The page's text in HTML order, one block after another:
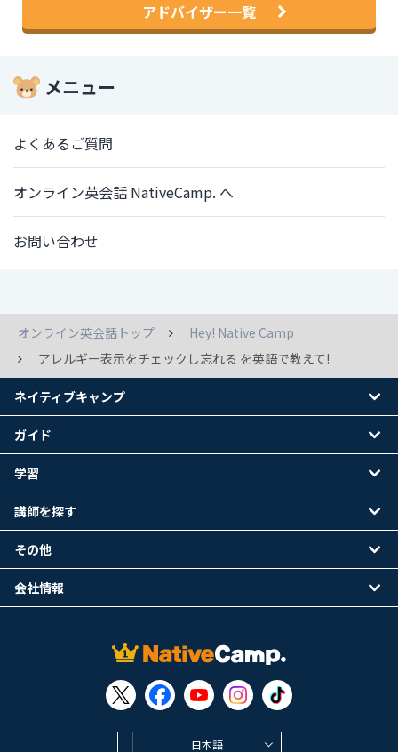
アドバイザー一覧
メニュー
よくあるご質問
オンライン英会話 NativeCamp. へ
お問い合わせ
オンライン英会話トップ
Hey! Native Camp
アレルギー表示をチェックし忘れる を英語で教えて!
日本語
ネイティブキャンプ
ガイド
学習
講師を探す
その他
会社情報